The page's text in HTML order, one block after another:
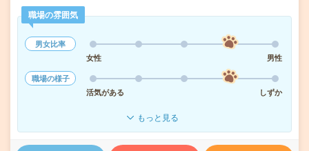
職場の雰囲気
男女比率
女性
男性
職場の様子
活気がある
しずか
もっと見る